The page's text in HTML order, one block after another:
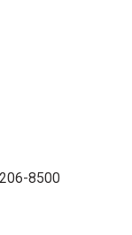
8500